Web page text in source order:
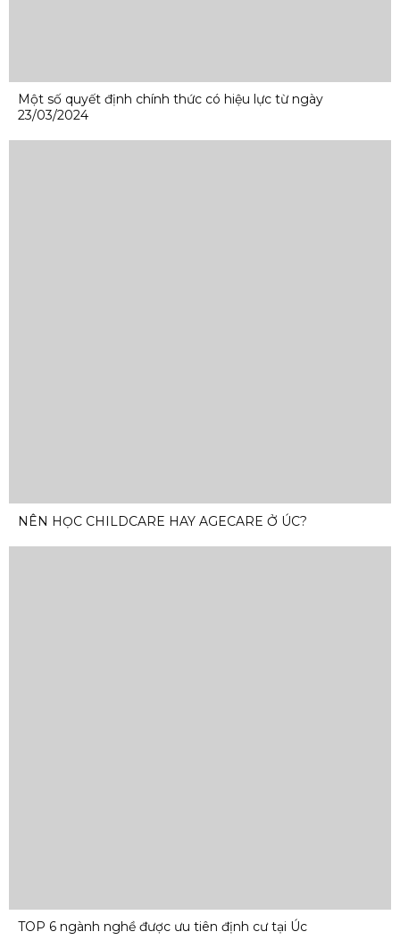
Một số quyết định chính thức có hiệu lực từ ngày
23/03/2024
NÊN HỌC CHILDCARE HAY AGECARE Ở ÚC?
TOP 6 ngành nghề được ưu tiên định cư tại Úc